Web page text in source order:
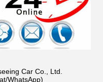
Car Co., Ltd.
WhatsApp)